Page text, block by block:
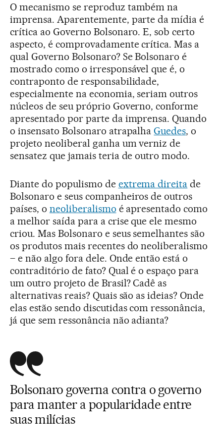
O mecanismo se reproduz também na
imprensa. Aparentemente, parte da mídia é
crítica ao Governo Bolsonaro. E, sob certo
aspecto, é comprovadamente crítica. Mas a
qual Governo Bolsonaro? Se Bolsonaro é
mostrado como o irresponsável que é, o
contraponto de responsabilidade,
especialmente na economia, seriam outros
núcleos de seu próprio Governo, conforme
apresentado por parte da imprensa. Quando
o insensato Bolsonaro atrapalhaGuedes, o
projeto neoliberal ganha um verniz de
sensatez que jamais teria de outro modo.
Diante do populismo de extrema direita de
Bolsonaro e seus companheiros de outros
países, o neoliberalismo é apresentado como
a melhor saída para a crise que ele mesmo
criou. Mas Bolsonaro e seus semelhantes são
os produtos mais recentes do neoliberalismo
– e não algo fora dele. Onde então está o
contraditório de fato? Qual é o espaço para
um outro projeto de Brasil? Cadê as
alternativas reais? Quais são as ideias? Onde
elas estão sendo discutidas com ressonância,
já que sem ressonância não adianta?
Bolsonaro governa contra o governo
para manter a popularidade entre
suas milícias